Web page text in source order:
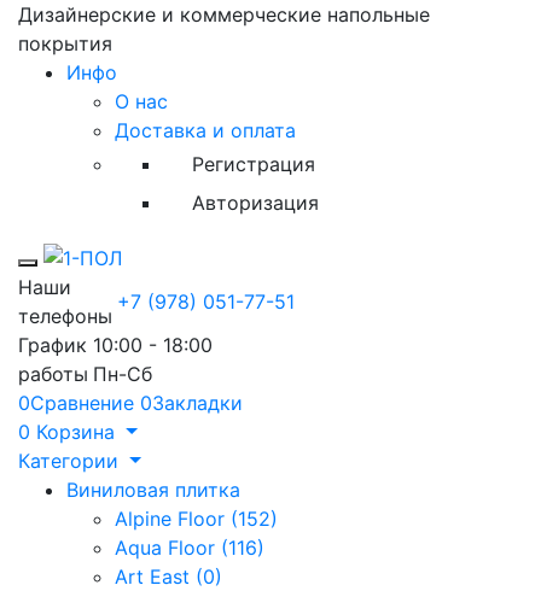
Дизайнерские и коммерческие напольные
покрытия
Инфо
О нас
Доставка и оплата
Регистрация
Авторизация
Toggle mobile menu
Наши
телефоны
+7 (978) 051-77-51
График
работы
10:00 - 18:00
Пн-Сб
0Сравнение 0Закладки
0 Корзина
Категории
Виниловая плитка
Alpine Floor (152)
Aqua Floor (116)
Art East (0)